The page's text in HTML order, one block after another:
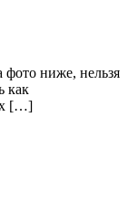
ниже, нельзя
как
[…]